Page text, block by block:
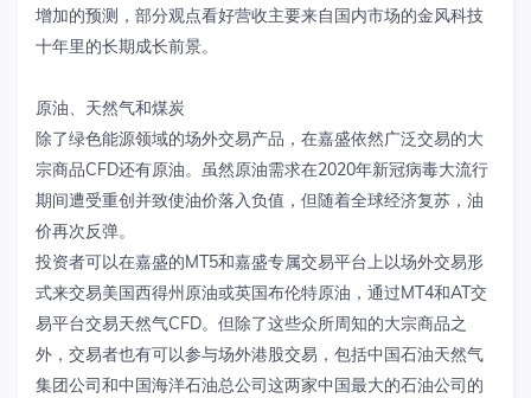
增加的预测，部分观点看好营收主要来自国内市场的金风科技
十年里的长期成长前景。
原油、天然气和煤炭
除了绿色能源领域的场外交易产品，在嘉盛依然广泛交易的大
宗商品CFD还有原油。虽然原油需求在2020年新冠病毒大流行
期间遭受重创并致使油价落入负值，但随着全球经济复苏，油
价再次反弹。
投资者可以在嘉盛的MT5和嘉盛专属交易平台上以场外交易形
式来交易美国西得州原油或英国布伦特原油，通过MT4和AT交
易平台交易天然气CFD。但除了这些众所周知的大宗商品之
外，交易者也有可以参与场外港股交易，包括中国石油天然气
集团公司和中国海洋石油总公司这两家中国最大的石油公司的